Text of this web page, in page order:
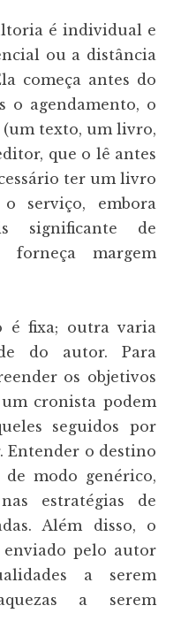
é individual e
ou a distância
começa antes do
o agendamento, o
texto, um livro,
que o lê antes
ter um livro
serviço, embora
significante de
forneça margem
é fixa; outra varia
do autor. Para
os objetivos
um cronista podem
seguidos por
Entender o destino
modo genérico,
estratégias de
Além disso, o
pelo autor
a serem
a serem